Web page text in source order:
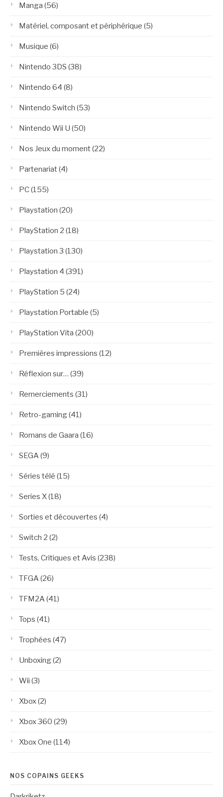
Manga (56)
Matériel, composant et périphérique (5)
Musique (6)
Nintendo 3DS (38)
Nintendo 64 (8)
Nintendo Switch (53)
Nintendo Wii U (50)
Nos Jeux du moment(22)
Partenariat(4)
PC(155)
Playstation (20)
PlayStation 2 (18)
Playstation 3 (130)
Playstation 4 (391)
PlayStation 5 (24)
Playstation Portable (5)
PlayStation Vita (200)
Premières impressions (12)
Réflexion sur… (39)
Remerciements (31)
Retro-gaming(41)
Romans de Gaara (16)
SEGA(9)
Séries télé (15)
Series X(18)
Sorties et découvertes (4)
Switch 2 (2)
Tests, Critiques et Avis (238)
TFGA(26)
TFM2A(41)
Tops (41)
Trophées (47)
Unboxing(2)
Wii (3)
Xbox(2)
Xbox 360 (29)
Xbox One (114)
NOS COPAINS GEEKS